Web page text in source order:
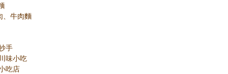
牛肉麵
手
味小吃
吃店